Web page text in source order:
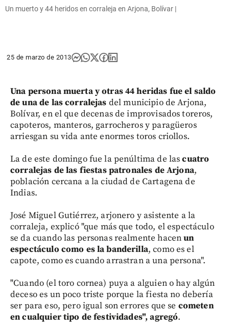
Un muerto y 44 heridos en corraleja en Arjona, Bolívar |
25 de marzo de 2013
Una persona muerta y otras 44 heridas fue el saldo
de una de las corralejas del municipio de Arjona,
Bolívar, en el que decenas de improvisados toreros,
capoteros, manteros, garrocheros y paragüeros
arriesgan su vida ante enormes toros criollos.
La de este domingo fue la penúltima de lascuatro
corralejas de las fiestas patronales de Arjona,
población cercana a la ciudad de Cartagena de
Indias.
José Miguel Gutiérrez, arjonero y asistente a la
corraleja, explicó "que más que todo, el espectáculo
se da cuando las personas realmente hacenun
espectáculo como es la banderilla, como es el
capote, como es cuando arrastran a una persona".
"Cuando (el toro cornea) puya a alguien o hay algún
deceso es un poco triste porque la fiesta no debería
ser para eso, pero igual son errores que se cometen
en cualquier tipo de festividades", agregó.